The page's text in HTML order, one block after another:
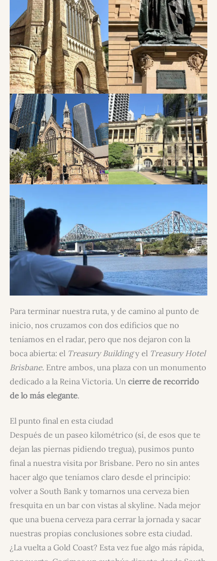
Para terminar nuestra ruta, y de camino al punto de
inicio, nos cruzamos con dos edificios que no
teníamos en el radar, pero que nos dejaron con la
boca abierta: el Treasury Buildingy el Treasury Hotel
Brisbane. Entre ambos, una plaza con un monumento
dedicado a la Reina Victoria. Un cierre de recorrido
de lo más elegante.
El punto final en esta ciudad
Después de un paseo kilométrico (sí, de esos que te
dejan las piernas pidiendo tregua), pusimos punto
final a nuestra visita por Brisbane. Pero no sin antes
hacer algo que teníamos claro desde el principio:
volver a South Bank y tomarnos una cerveza bien
fresquita en un bar con vistas al skyline. Nada mejor
que una buena cerveza para cerrar la jornada y sacar
nuestras propias conclusiones sobre esta ciudad.
¿La vuelta a Gold Coast? Esta vez fue algo más rápida,